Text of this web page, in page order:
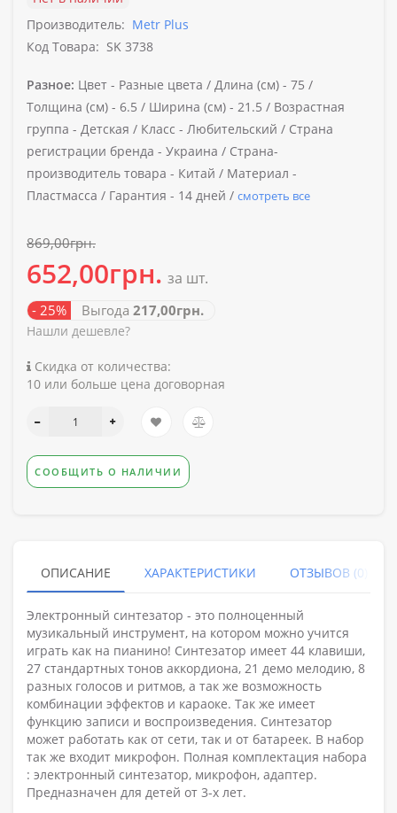
Производитель: Metr Plus
Код Товара: SK 3738
Разное: Цвет - Разные цвета / Длина (см) - 75 /
Толщина (см) - 6.5 / Ширина (см) - 21.5 / Возрастная
группа - Детская / Класс - Любительский / Страна
регистрации бренда - Украина / Страна-
производитель товара - Китай / Материал -
Пластмасса / Гарантия - 14 дней / смотреть все
869,00грн.
652,00грн. за шт.
- 25% Выгода 217,00грн.
Нашли дешевле?
Скидка от количества:
10 или больше цена договорная
СООБЩИТЬ О НАЛИЧИИ
ОПИСАНИЕ ХАРАКТЕРИСТИКИ ОТЗЫВОВ (0)
Электронный синтезатор - это полноценный
музикальный инструмент, на котором можно учится
играть как на пианино! Синтезатор имеет 44 клавиши,
27 стандартных тонов аккордиона, 21 демо мелодию, 8
разных голосов и ритмов, а так же возможность
комбинации эффектов и караоке. Так же имеет
функцию записи и воспроизведения. Синтезатор
может работать как от сети, так и от батареек. В набор
так же входит микрофон. Полная комплектация набора
: электронный синтезатор, микрофон, адаптер.
Предназначен для детей от 3-х лет.